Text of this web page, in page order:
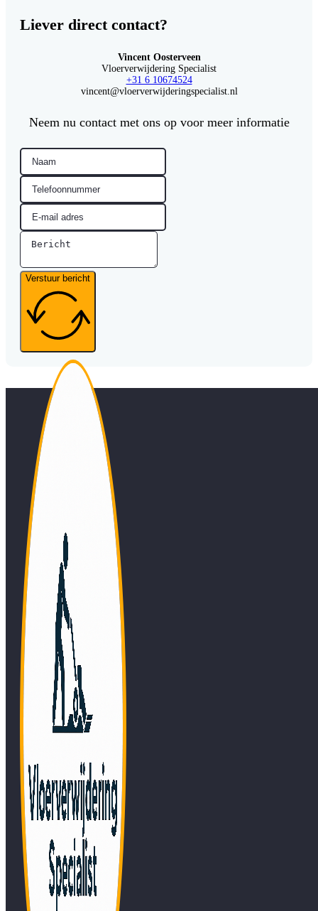
Liever direct contact?
Vincent Oosterveen
Vloerverwijdering Specialist
+31 6 10674524
vincent@vloerverwijderingspecialist.nl
Neem nu contact met ons op voor meer informatie
Verstuur bericht